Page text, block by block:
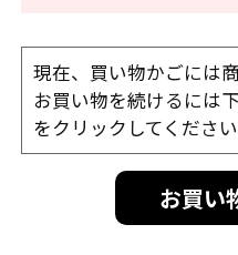
現在、買い物かごには
お買い物を続けるには
をクリックしてください
お買い